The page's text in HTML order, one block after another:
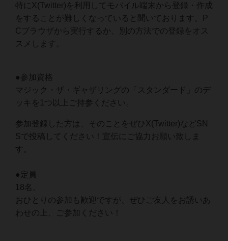
特にX(Twitter)を利用してモバイル端末から登録・作成
をすることが難しくなっていると聞いております。P
Cブラウザから実行するか、別の方法での登録をオス
スメします。
●参加資格
マジック・ザ・ギャザリングの「スタンダード」のデ
ッキを1つ以上ご持参ください。
参加登録した方は、そのことをぜひX(Twitter)などSN
Sで投稿してください！宣伝にご協力お願い致しま
す。
●定員
18名。
おひとりの参加も歓迎ですが、ぜひご友人をお誘いあ
わせの上、ご参加ください！